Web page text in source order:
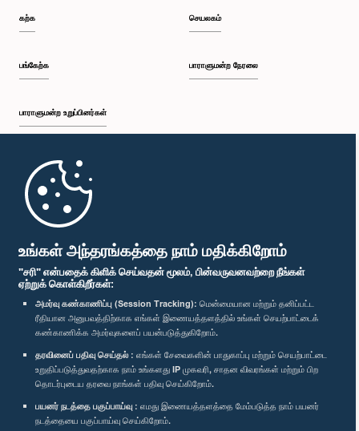
உங்கள் அந்தரங்கத்தை நாம் மதிக்கிறோம்
"சரி" என்பதைக் கிளிக் செய்வதன் மூலம், பின்வருவனவற்றை நீங்கள்
ஏற்றுக் கொள்கிறீர்கள்:
அமர்வு கண்காணிப்பு (Session Tracking): மென்மையான மற்றும் தனிப்பட்ட
ரீதியான அனுபவத்திற்காக எங்கள் இணையத்தளத்தில் உங்கள் செயற்பாட்டைக்
கண்காணிக்க அமர்வுகளைப் பயன்படுத்துகிறோம்.
தரவினைப் பதிவு செய்தல் : எங்கள் சேவைகளின் பாதுகாப்பு மற்றும் செயற்பாட்டை
உறுதிப்படுத்துவதற்காக நாம் உங்களது IP முகவரி, சாதன விவரங்கள் மற்றும் பிற
தொடர்புடைய தரவை நாங்கள் பதிவு செய்கிறோம்.
பயனர் நடத்தை பகுப்பாய்வு : எமது இணையத்தளத்தை மேம்படுத்த நாம் பயனர்
நடத்தையை பகுப்பாய்வு செய்கிறோம்.
கற்க
பங்கேற்க
பாராளுமன்ற உறுப்பினர்கள்
முதற்பக்கம்
செயலகம்
பாராளுமன்ற நேரலை
பாராளுமன்ற கையடக்க செயலி
எம்மை பின்தொடர்க :
விருதுகள்
தனியுரிமைக் கொள்கை